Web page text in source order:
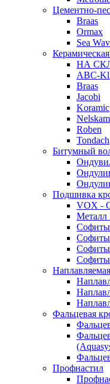
Цементно-
Braas
Ormax
Sea
НА
ABC-
Braas
Jacobi
Koramic
Roben
Tondach
Битумный
Подшивка
VOX -
Металл
Софиты
Софиты
Софиты
Фальцевая
Профнастил